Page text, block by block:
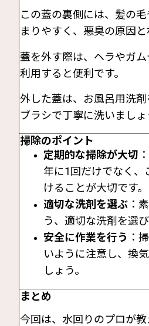
この蓋の裏側には、髪の
まりやすく、悪臭の原因と
蓋を外す際は、ヘラやガ
利用すると便利です。
外した蓋は、お風呂用洗
ブラシで丁寧に洗いましょ
掃除のポイント
定期的な掃除が大切
年に1回だけでなく、
けることが大切です。
適切な洗剤を選ぶ：
う、適切な洗剤を選び
安全に作業を行う ：
いように注意し、換
しょう。
まとめ
今回は、水回りのプロが